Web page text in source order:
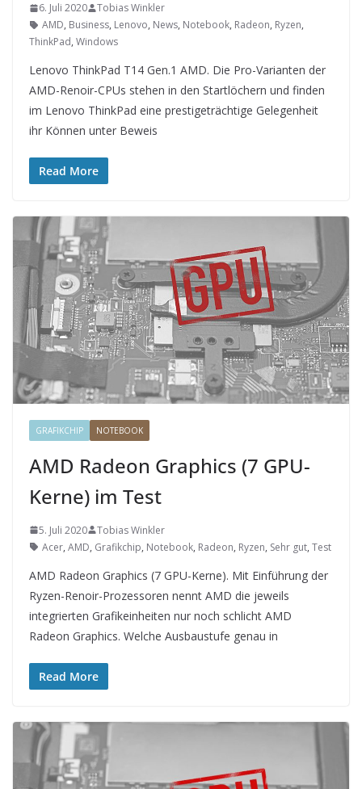
6. Juli 2020
Tobias Winkler
AMD, Business, Lenovo, News, Notebook, Radeon, Ryzen,
ThinkPad, Windows
Lenovo ThinkPad T14 Gen.1 AMD. Die Pro-Varianten der
AMD-Renoir-CPUs stehen in den Startlöchern und finden
im Lenovo ThinkPad eine prestigeträchtige Gelegenheit
ihr Können unter Beweis
Read More
GRAFIKCHIP NOTEBOOK
AMD Radeon Graphics (7 GPU-
Kerne) im Test
5. Juli 2020
Tobias Winkler
Acer, AMD, Grafikchip, Notebook, Radeon, Ryzen, Sehr gut, Test
AMD Radeon Graphics (7 GPU-Kerne). Mit Einführung der
Ryzen-Renoir-Prozessoren nennt AMD die jeweils
integrierten Grafikeinheiten nur noch schlicht AMD
Radeon Graphics. Welche Ausbaustufe genau in
Read More